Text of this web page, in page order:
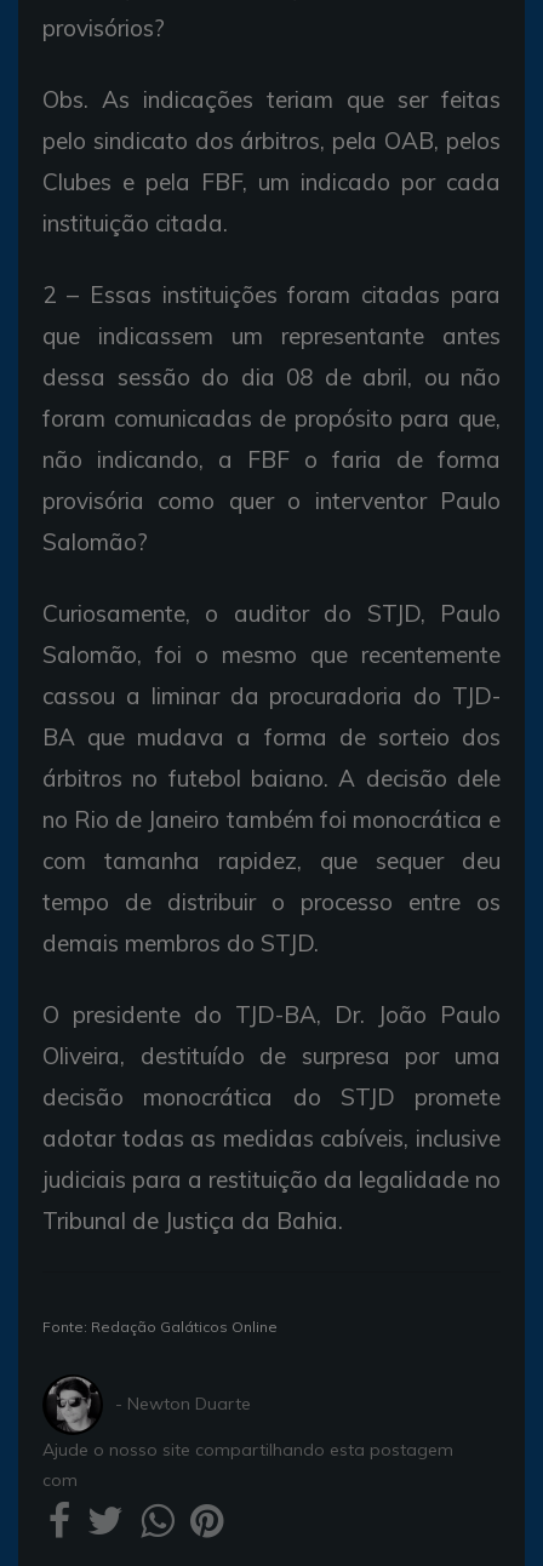
provisórios?
Obs. As indicações teriam que ser feitas
pelo sindicato dos árbitros, pela OAB, pelos
Clubes e pela FBF, um indicado por cada
instituição citada.
2 – Essas instituições foram citadas para
que indicassem um representante antes
dessa sessão do dia 08 de abril, ou não
foram comunicadas de propósito para que,
não indicando, a FBF o faria de forma
provisória como quer o interventor Paulo
Salomão?
Curiosamente, o auditor do STJD, Paulo
Salomão, foi o mesmo que recentemente
cassou a liminar da procuradoria do TJD-
BA que mudava a forma de sorteio dos
árbitros no futebol baiano. A decisão dele
no Rio de Janeiro também foi monocrática e
com tamanha rapidez, que sequer deu
tempo de distribuir o processo entre os
demais membros do STJD.
O presidente do TJD-BA, Dr. João Paulo
Oliveira, destituído de surpresa por uma
decisão monocrática do STJD promete
adotar todas as medidas cabíveis, inclusive
judiciais para a restituição da legalidade no
Tribunal de Justiça da Bahia.
Fonte: Redação Galáticos Online
- Newton Duarte
Ajude o nosso site compartilhando esta postagem
com